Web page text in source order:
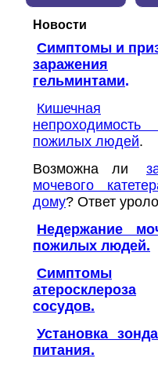
Новости
Симптомы и
заражения
гельминтами.
Кишечная
пожилых людей.
Возможна ли
мочевого
дому? Ответ
Недержание
пожилых людей.
Симптомы
атеросклероза
сосудов.
Установка
питания.